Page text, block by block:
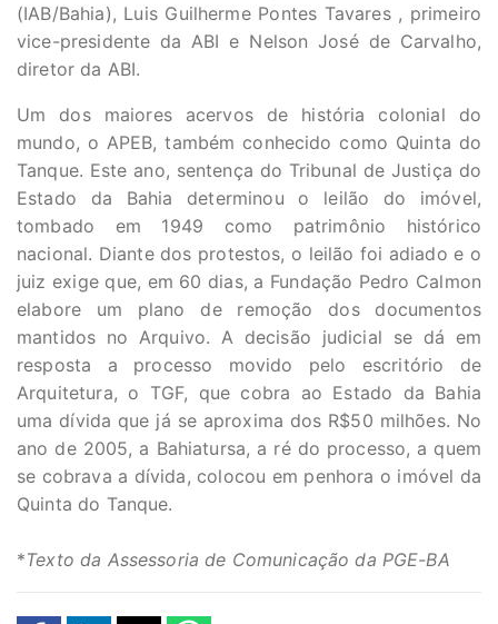
(IAB/Bahia), Luis Guilherme Pontes Tavares , primeiro
vice-presidente da ABI e Nelson José de Carvalho,
diretor da ABI.
Um dos maiores acervos de história colonial do
mundo, o APEB, também conhecido como Quinta do
Tanque. Este ano, sentença do Tribunal de Justiça do
Estado da Bahia determinou o leilão do imóvel,
tombado em 1949 como patrimônio histórico
nacional. Diante dos protestos, o leilão foi adiado e o
juiz exige que, em 60 dias, a Fundação Pedro Calmon
elabore um plano de remoção dos documentos
mantidos no Arquivo. A decisão judicial se dá em
resposta a processo movido pelo escritório de
Arquitetura, o TGF, que cobra ao Estado da Bahia
uma dívida que já se aproxima dos R$50 milhões. No
ano de 2005, a Bahiatursa, a ré do processo, a quem
se cobrava a dívida, colocou em penhora o imóvel da
Quinta do Tanque.
*Texto da Assessoria de Comunicação da PGE-BA